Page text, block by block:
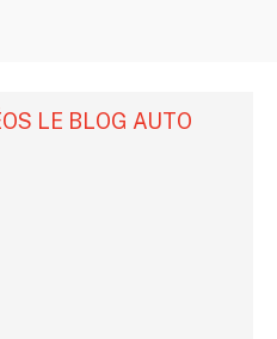
LE BLOG AUTO